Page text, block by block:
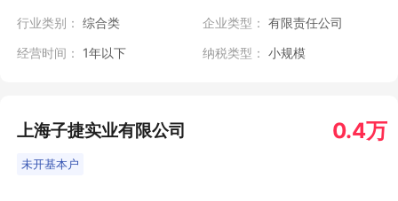
行业类别： 综合类 企业类型： 有限责任公司
经营时间：
1年以下 纳税类型： 小规模
上海子捷实业有限公司 0.4万
未开基本户